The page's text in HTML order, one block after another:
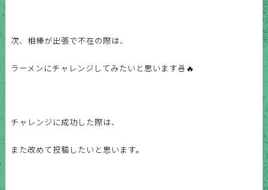
次、相棒が出張で不在の際は、
ラーメンにチャレンジしてみたいと思います🍜🔥
チャレンジに成功した際は、
また改めて投稿したいと思います。